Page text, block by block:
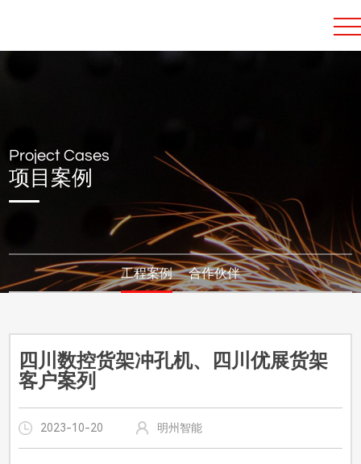
Project Cases
项目案例
工程案例 合作伙伴
四川数控货架冲孔机、四川优展货架
客户案列
2023-10-20 明州智能